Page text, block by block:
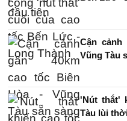
Cận
Vũng Tàu
'Nút thắt'
Tàu lùi